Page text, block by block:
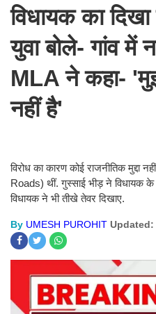
विधायक का
युवा बोले- गांव में
MLA ने कहा-
नहीं है'
विरोध का कारण कोई राजनीतिक मुद्दा
Roads) थीं. गुस्साई भीड़ ने विधायक
विधायक ने भी तीखे तेवर दिखाए.
By UMESH PUROHIT Updated: